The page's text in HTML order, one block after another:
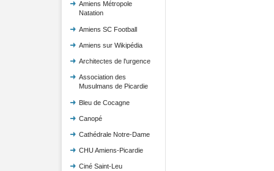
Amiens Métropole
Natation
Amiens SC Football
Amiens sur Wikipédia
Architectes de l'urgence
Association des
Musulmans de Picardie
Bleu de Cocagne
Canopé
Cathédrale Notre-Dame
CHU Amiens-Picardie
Ciné Saint-Leu